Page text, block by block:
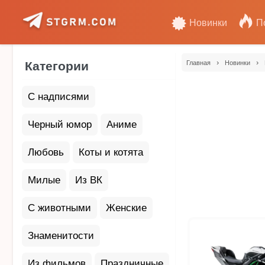
Новинки
Категории
С надписями
Черный юмор Аниме
Любовь Коты и котята
Милые Из ВК
С животными Женские
Знаменитости
Главная › Новинки ›